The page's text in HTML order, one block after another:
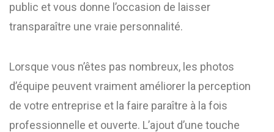
public et vous donne l’occasion de laisser
transparaître une vraie personnalité.
Lorsque vous n’êtes pas nombreux, les photos
d’équipe peuvent vraiment améliorer la perception
de votre entreprise et la faire paraître à la fois
professionnelle et ouverte. L’ajout d’une touche